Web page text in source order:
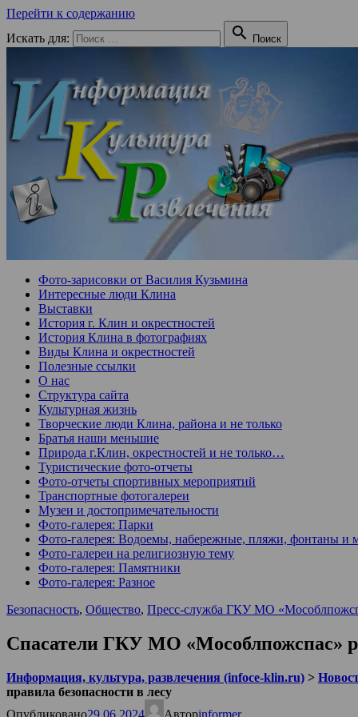
Перейти к содержанию
Искать для:
 Поиск
Фото-зарисовки от Василия Кузьмина
Интересные люди Клина
Выставки
История г. Клин и окрестностей
История Клина в фотографиях
Виды Клина и окрестностей
Полезные ссылки
О нас
Структура сайта
Культурная жизнь
Творческие люди Клина, района и не только
Братья наши меньшие
Природа г.Клин, окрестностей и не только…
Туристические фото-отчеты
Фото-отчеты спортивных мероприятий
Транспортные фотогалереи
Музеи и достопримечательности
Фото-галерея: Парки
Фото-галерея: Водоемы, набережные, пляжи, фонтаны и
Фото-галереи на религиозную тему
Фото-галерея: Памятники
Фото-галерея: Разное
Безопасность, Общество, Пресс-служба ГКУ МО
Спасатели ГКУ МО «Мособлпожспас»
Информация, культура, развлечения (infoce-klin.ru) >
правила безопасности в лесу
Опубликовано29.06.2024 Авторinformer